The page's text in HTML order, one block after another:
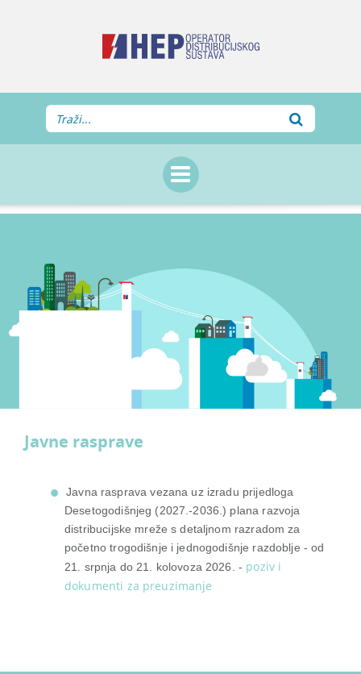
Javne rasprave
Javna rasprava vezana uz izradu prijedloga
Desetogodišnjeg (2027.-2036.) plana razvoja
distribucijske mreže s detaljnom razradom za
početno trogodišnje i jednogodišnje razdoblje - od
21. srpnja do 21. kolovoza 2026. - poziv i
dokumenti za preuzimanje